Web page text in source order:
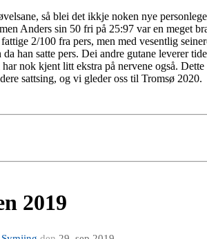
så blei det ikkje noken nye personlege
Anders sin 50 fri på 25:97 var en meget
2/100 fra pers, men med vesentlig
han satte pers. Dei andre gutane leverer
nok kjent litt ekstra på nervene også. Dette
sattsing, og vi gleder oss til Tromsø 2020.
2019